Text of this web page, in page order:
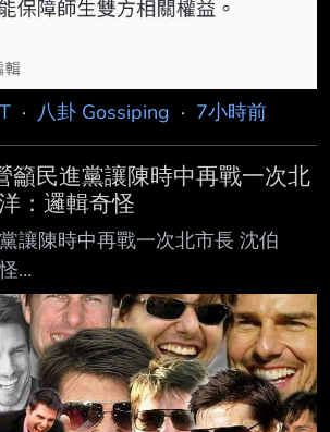
· 八卦 Gossiping · 7小時前
籲民進黨讓陳時中再戰一次北
：邏輯奇怪
讓陳時中再戰一次北市長 沈伯
news/story/7323/9678909
12:13 聯合報／ 記者林佳彣／台
濟買疫苗遭詐騙延燒成藍綠交
董事長謝金河護時任衛福部長的政
名台北市長蔣萬安發言有失公